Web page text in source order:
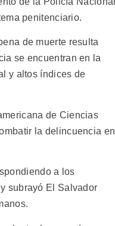
penitenciario.
de muerte resulta
se encuentran en la
y altos índices de
de Ciencias
la delincuencia en
a los
subrayó El Salvador